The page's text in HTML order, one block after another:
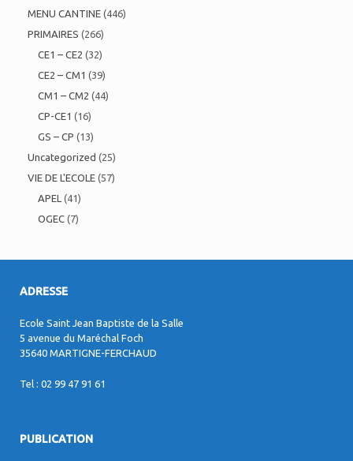
MENU CANTINE (446)
PRIMAIRES (266)
CE1 – CE2 (32)
CE2 – CM1 (39)
CM1 – CM2 (44)
CP-CE1 (16)
GS – CP (13)
Uncategorized (25)
VIE DE L'ECOLE (57)
APEL (41)
OGEC (7)
ADRESSE
Ecole Saint Jean Baptiste de la Salle
5 avenue du Maréchal Foch
35640 MARTIGNE-FERCHAUD
Tel : 02 99 47 91 61
PUBLICATION